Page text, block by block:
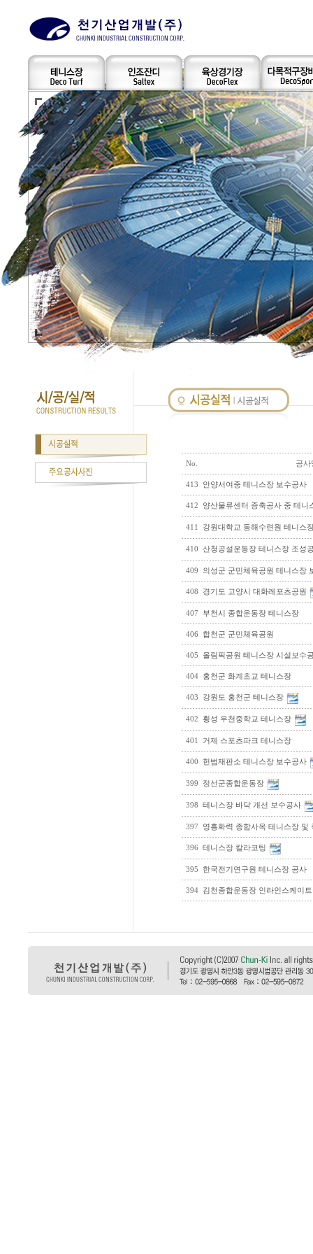
No. 공사
413 안양서여중 테니스장 보수공사
412 양산물류센터 증축공사 중 테니
411 강원대학교 동해수련원 테니스
410 산청공설운동장 테니스장 조성
409 의성군 군민체육공원 테니스장
408 경기도 고양시 대화레포츠공원
407 부천시 종합운동장 테니스장
406 합천군 군민체육공원
405 올림픽공원 테니스장 시설보수
404 홍천군 화계초교 테니스장
403 강원도 홍천군 테니스장
402 횡성 우천중학교 테니스장
401 거제 스포츠파크 테니스장
400 헌법재판소 테니스장 보수공사
399 정선군종합운동장
398 테니스장 바닥 개선 보수공사
397 영흥화력 종합사옥 테니스장 및
396 테니스장 칼라코팅
395 한국전기연구원 테니스장 공사
394 김천종합운동장 인라인스케이